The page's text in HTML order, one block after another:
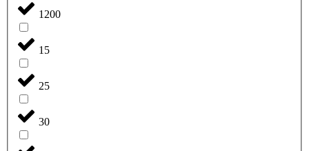
1200
15
25
30